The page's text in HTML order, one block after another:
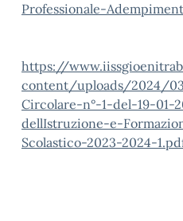
Professionale-
https://
content/uploads/2024/
Circolare-n°-1-del-19-01-
dellIstruzione-e-
Scolastico-2023-2024-